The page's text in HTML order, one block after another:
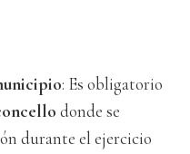
: Es obligatorio
donde se
durante el ejercicio